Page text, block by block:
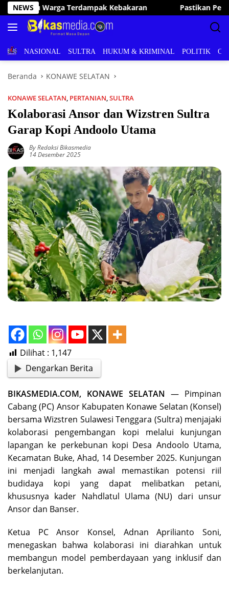
Langsung
ke
konten
NEWS
Pastikan Pelayanan Publik Optimal, Irham Kalenggo
BERITANASIONAL SULTRA HUKUM & KRIMINAL POLITIK
Beranda KONAWE SELATAN
KONAWE SELATAN, PERTANIAN,SULTRA
Kolaborasi Ansor dan Wizstren Sultra
Garap Kopi Andoolo Utama
By Redaksi Bikasmedia
14 Desember 2025
Dilihat : 1,147
Dengarkan Berita
BIKASMEDIA.COM, KONAWE SELATAN — Pimpinan
Cabang (PC) Ansor Kabupaten Konawe Selatan (Konsel)
bersama Wizstren Sulawesi Tenggara (Sultra) menjajaki
kolaborasi pengembangan kopi melalui kunjungan
lapangan ke perkebunan kopi Desa Andoolo Utama,
Kecamatan Buke, Ahad, 14 Desember 2025. Kunjungan
ini menjadi langkah awal memastikan potensi riil
budidaya kopi yang dapat melibatkan petani,
khususnya kader Nahdlatul Ulama (NU) dari unsur
Ansor dan Banser.
Ketua PC Ansor Konsel, Adnan Aprilianto Soni,
menegaskan bahwa kolaborasi ini diarahkan untuk
membangun model pemberdayaan yang inklusif dan
berkelanjutan.